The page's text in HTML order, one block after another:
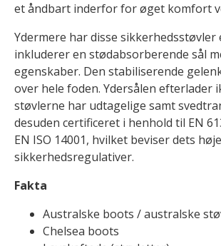
et åndbart inderfor for øget komfort
Ydermere har disse
inkluderer en stødabsorberende sål
egenskaber. Den stabiliserende
over hele foden. Ydersålen
støvlerne har udtagelige samt
desuden certificeret i henhold til EN
EN ISO 14001, hvilket beviser dets
sikkerhedsregulativer.
Fakta
Australske boots / australske
Chelsea boots